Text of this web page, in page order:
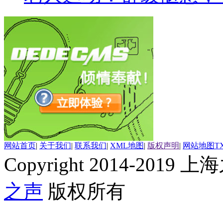
网站首页| 关于我们| 联系我们| XML地图| 版权声明| 网站地图
Copyright 2014-2019 上
之声 版权所有